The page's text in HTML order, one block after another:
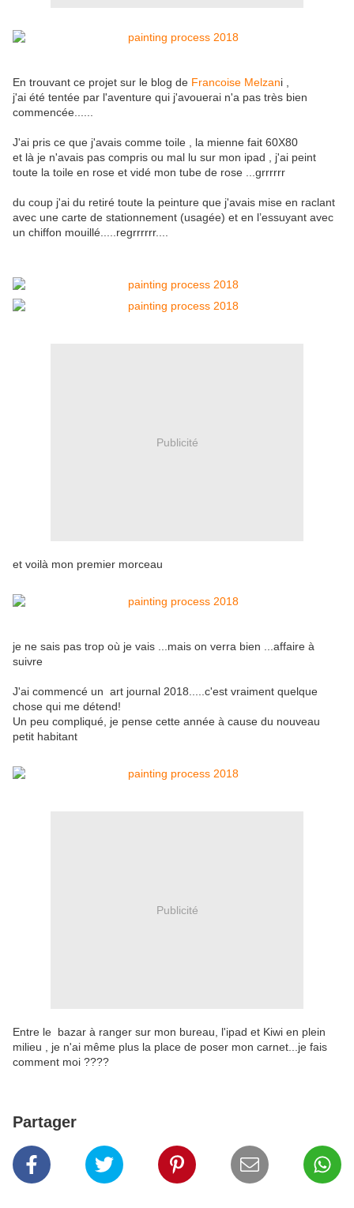
En trouvant ce projet sur le blog de Francoise Melzani ,
j'ai été tentée par l'aventure qui j'avouerai n'a pas très bien
commencée......
J'ai pris ce que j'avais comme toile , la mienne fait 60X80
et là je n'avais pas compris ou mal lu sur mon ipad , j'ai peint
toute la toile en rose et vidé mon tube de rose ...grrrrrr
du coup j'ai du retiré toute la peinture que j'avais mise en raclant
avec une carte de stationnement (usagée) et en l’essuyant avec
un chiffon mouillé.....regrrrrrr....
Publicité
et voilà mon premier morceau
je ne sais pas trop où je vais ...mais on verra bien ...affaire à
suivre
J'ai commencé un art journal 2018.....c'est vraiment quelque
chose qui me détend!
Un peu compliqué, je pense cette année à cause du nouveau
petit habitant
Publicité
Entre le bazar à ranger sur mon bureau, l'ipad et Kiwi en plein
milieu , je n'ai même plus la place de poser mon carnet...je fais
comment moi ????
Partager